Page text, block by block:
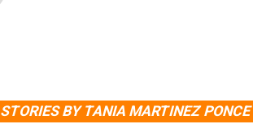
STORIES BY TANIA MARTINEZ PONCE